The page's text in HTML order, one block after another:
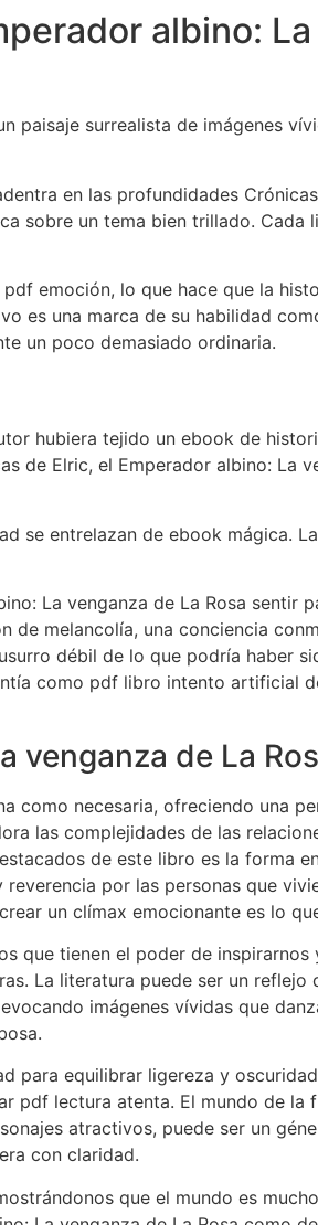
albino:
paisaje surrealista de imágenes
en las profundidades
sobre un tema bien trillado. Cada
emoción, lo que hace que la
es una marca de su habilidad
un poco demasiado ordinaria.
hubiera tejido un ebook de
de Elric, el Emperador albino: La
se entrelazan de ebook mágica.
La venganza de La Rosa sentir
de melancolía, una conciencia
débil de lo que podría haber
como pdf libro intento artificial
venganza de La
necesaria, ofreciendo una
las complejidades de las
de este libro es la forma
por las personas que
un clímax emocionante es lo
que tienen el poder de
La literatura puede ser un reflejo
imágenes vívidas que
para equilibrar ligereza y
pdf lectura atenta. El mundo de la
atractivos, puede ser un
con claridad.
que el mundo es